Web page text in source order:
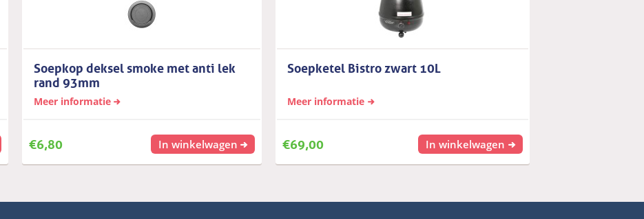
Soepkop deksel smoke met anti lek
rand 93mm
Meer informatie
€6,80 In winkelwagen
Soepketel Bistro zwart 10L
Meer informatie
€69,00 In winkelwagen